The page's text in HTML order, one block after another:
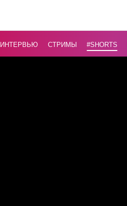
ИНТЕРВЬЮ СТРИМЫ #Shorts